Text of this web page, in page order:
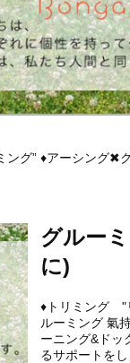
グ” ♦︎アーシング✖︎
グルー
に)
♦︎トリミング "
ルーミング 氣
ーニング&ドッ
るサポートを